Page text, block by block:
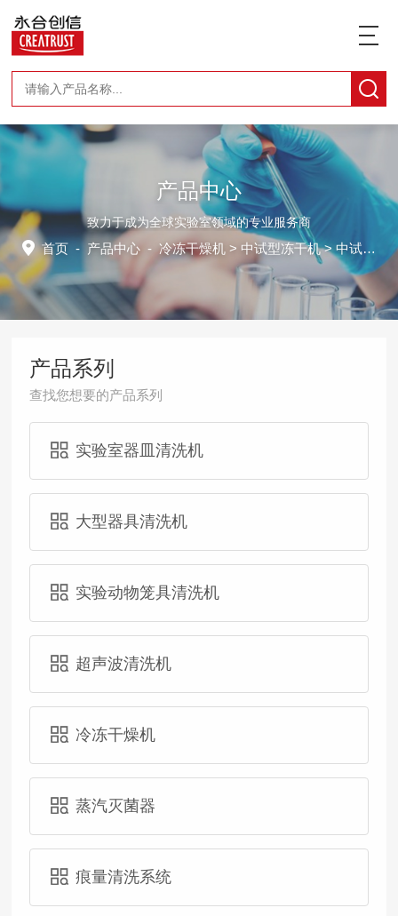
产品中心
致力于成为全球实验室领域的专业服务商
首页 - 产品中心 -冷冻干燥机 >中试型冻干机> 中试型冻干机CTFD-200T
产品系列
查找您想要的产品系列
实验室器皿清洗机
大型器具清洗机
实验动物笼具清洗机
超声波清洗机
冷冻干燥机
蒸汽灭菌器
痕量清洗系统